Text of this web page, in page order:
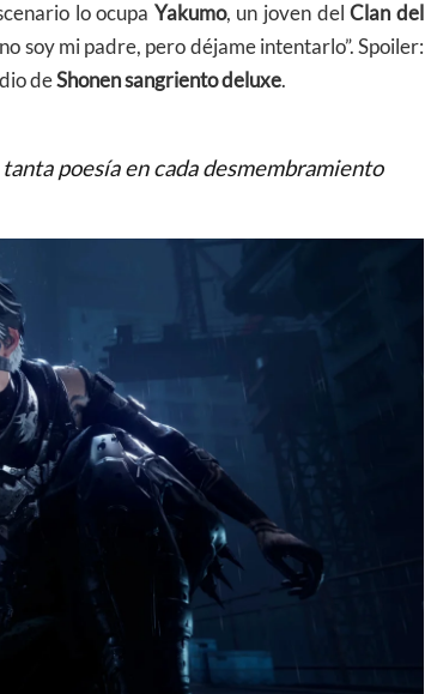
lo ocupa Yakumo, un joven delClan del
soy mi padre, pero déjame intentarlo”. Spoiler:
deShonen sangriento deluxe.
poesía en cada desmembramiento